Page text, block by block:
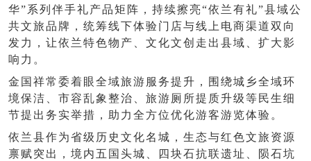
华”系列伴手礼产品矩阵，持续擦亮“依兰有礼”县域公
共文旅品牌，统筹线下体验门店与线上电商渠道双向
发力，让依兰特色物产、文化文创走出县域、扩大影
响力。
金国祥常委着眼全域旅游服务提升，围绕城乡全域环
境保洁、市容乱象整治、旅游厕所提质升级等民生细
节提出务实举措，助力全方位优化游客游览体验。
依兰县作为省级历史文化名城，生态与红色文旅资源
禀赋突出，境内五国头城、四块石抗联遗址、陨石坑